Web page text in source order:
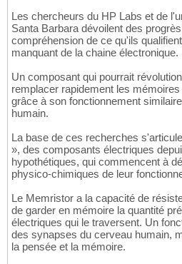
Les chercheurs du HP Labs et de
Santa Barbara dévoilent des
compréhension de ce qu'ils
manquant de la chaine électronique.
Un composant qui pourrait
remplacer rapidement les
grâce à son fonctionnement
humain.
La base de ces recherches
», des composants électriques
hypothétiques, qui commencent à
physico-chimiques de leur
Le Memristor a la capacité de
de garder en mémoire la quantité
électriques qui le traversent. Un
des synapses du cerveau humain,
la pensée et la mémoire.